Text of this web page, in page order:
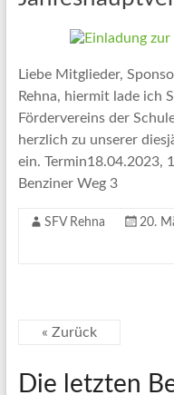
Liebe Mitglieder,
Rehna, hiermit lade ich
Fördervereins der
herzlich zu unserer
ein. Termin18.04.2023,
Benziner Weg 3
SFV Rehna 20.
« Zurück
Die letzten